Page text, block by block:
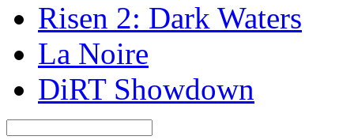
Risen 2: Dark Waters
La Noire
DiRT Showdown